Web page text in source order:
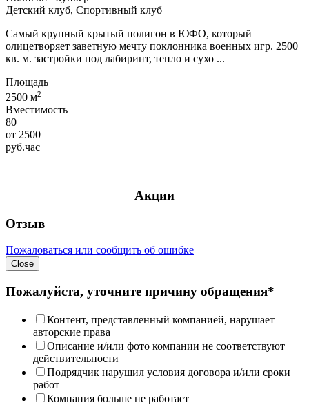
Детский клуб, Спортивный клуб
Самый крупный крытый полигон в ЮФО, который
олицетворяет заветную мечту поклонника военных игр. 2500
кв. м. застройки под лабиринт, тепло и сухо ...
Площадь
2500 м2
Вместимость
80
от 2500
руб.час
Акции
Отзыв
Пожаловаться или сообщить об ошибке
Close
Пожалуйста, уточните причину обращения*
Контент, представленный компанией, нарушает
авторские права
Описание и/или фото компании не соответствуют
действительности
Подрядчик нарушил условия договора и/или сроки
работ
Компания больше не работает